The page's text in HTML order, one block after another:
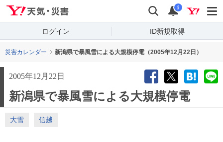
検索 通知
i
ログイン ID新規取得
災害カレンダー 新潟県で暴風雪による大規模停電（2005年12月22日）
2005年12月22日
新潟県で暴風雪による大規模停電
大雪 信越